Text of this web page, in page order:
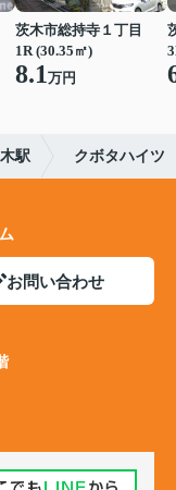
茨木市総持寺１丁目
1R (30.35㎡)
8.1万円
駅 クボタハイツ
お問い合わせ